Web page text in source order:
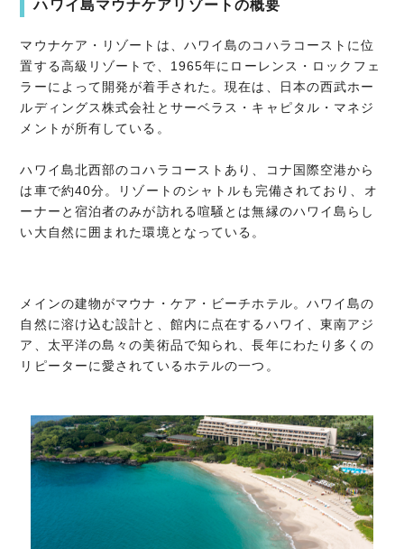
ハワイ島マウナケアリゾートの概要
マウナケア・リゾートは、ハワイ島のコハラコーストに位
置する高級リゾートで、1965年にローレンス・ロックフェ
ラーによって開発が着手された。現在は、日本の西武ホー
ルディングス株式会社とサーベラス・キャピタル・マネジ
メントが所有している。
ハワイ島北西部のコハラコーストあり、コナ国際空港から
は車で約40分。リゾートのシャトルも完備されており、オ
ーナーと宿泊者のみが訪れる喧騒とは無縁のハワイ島らし
い大自然に囲まれた環境となっている。
メインの建物がマウナ・ケア・ビーチホテル。ハワイ島の
自然に溶け込む設計と、館内に点在するハワイ、東南アジ
ア、太平洋の島々の美術品で知られ、長年にわたり多くの
リピーターに愛されているホテルの一つ。